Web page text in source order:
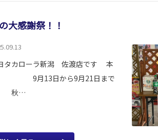
大感謝祭！！
タカローラ新潟 佐渡店です 本
9月13日から9月21日まで
…